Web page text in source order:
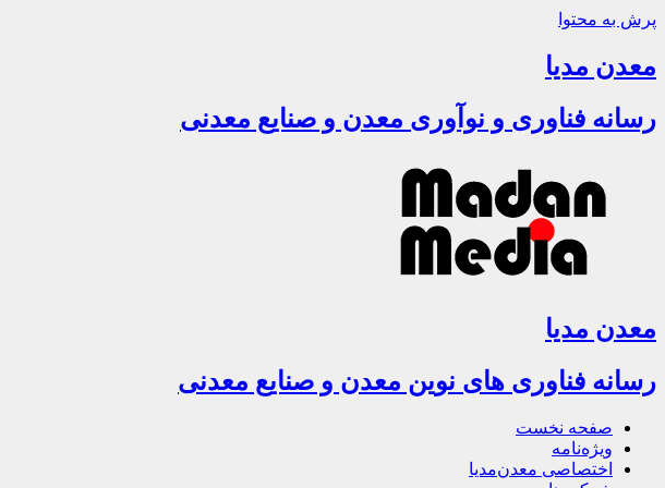
پرش به محتوا
معدن مدیا
رسانه فناوری و نوآوری معدن و صنایع معدنی
معدن مدیا
رسانه فناوری های نوین معدن و صنایع معدنی
صفحه نخست
ویژه‌نامه
اختصاصی معدن‌مدیا